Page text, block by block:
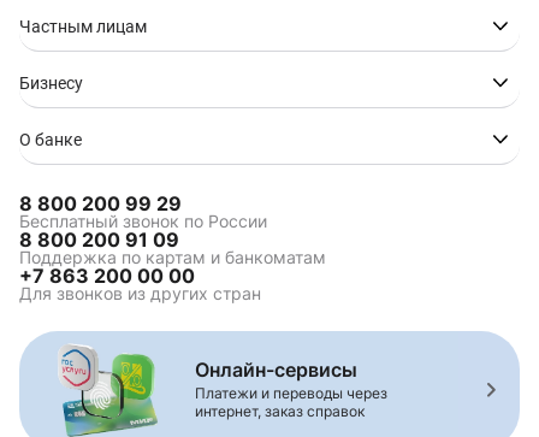
Семейная ипотека
Комбинированная
Ипотека на вторичное
Строительство жилья
Ипотека на
апартаменты
Ипотека на дом
Ипотека на студию
Ипотека на
новостройку
Ипотека вторичный
Частным лицам
Бизнесу
О банке
8 800 200 99 29
Бесплатный звонок по России
8 800 200 91 09
Поддержка по картам и банкоматам
+7 863 200 00 00
Для звонков из других стран
Онлайн-сервисы
Платежи и переводы через
интернет, заказ справок